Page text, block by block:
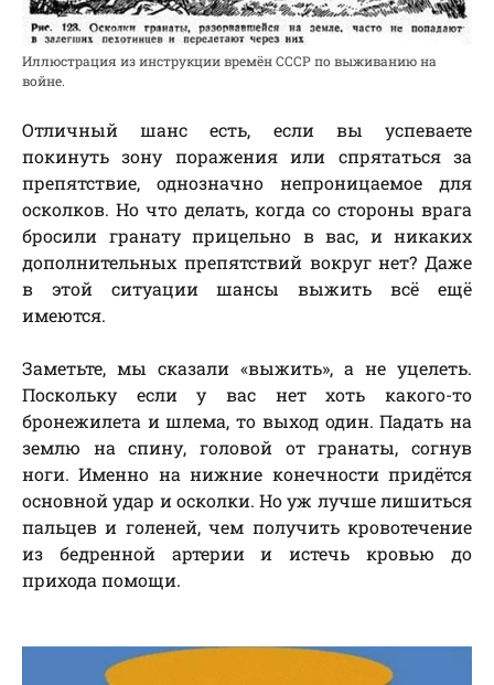
Иллюстрация из инструкции времён СССР по выживанию на
войне.
Отличный шанс есть, если вы успеваете
покинуть зону поражения или спрятаться за
препятствие, однозначно непроницаемое для
осколков. Но что делать, когда со стороны врага
бросили гранату прицельно в вас, и никаких
дополнительных препятствий вокруг нет? Даже
в этой ситуации шансы выжить всё ещё
имеются.
Заметьте, мы сказали «выжить», а не уцелеть.
Поскольку если у вас нет хоть какого-то
бронежилета и шлема, то выход один. Падать на
землю на спину, головой от гранаты, согнув
ноги. Именно на нижние конечности придётся
основной удар и осколки. Но уж лучше лишиться
пальцев и голеней, чем получить кровотечение
из бедренной артерии и истечь кровью до
прихода помощи.